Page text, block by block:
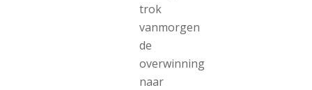
trok
vanmorgen
de
overwinning
naar